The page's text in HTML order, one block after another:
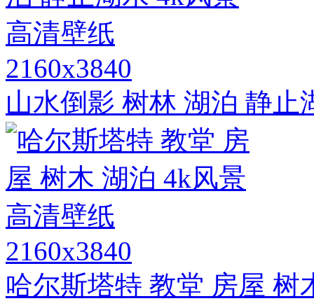
2160x3840
山水倒影 树林 湖泊 静止
2160x3840
哈尔斯塔特 教堂 房屋 树